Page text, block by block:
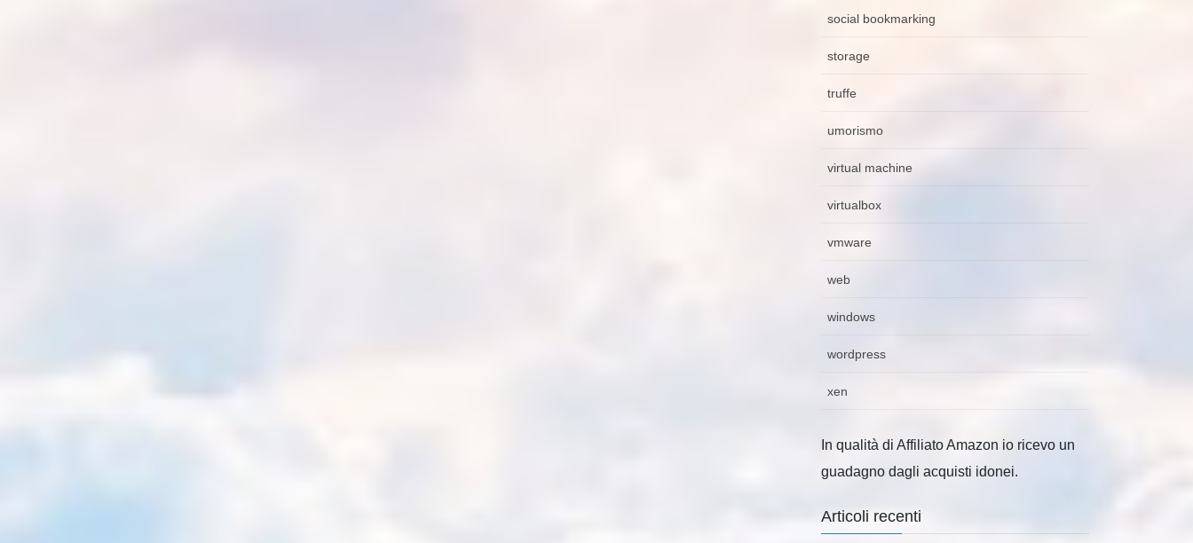
social bookmarking
storage
truffe
umorismo
virtual machine
virtualbox
vmware
web
windows
wordpress
xen
In qualità di Affiliato Amazon io ricevo un
guadagno dagli acquisti idonei.
Articoli recenti